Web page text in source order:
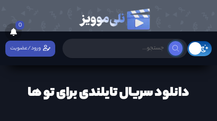
0
ورود/عضویت
دانلود سریال تایلندی برای تو ها